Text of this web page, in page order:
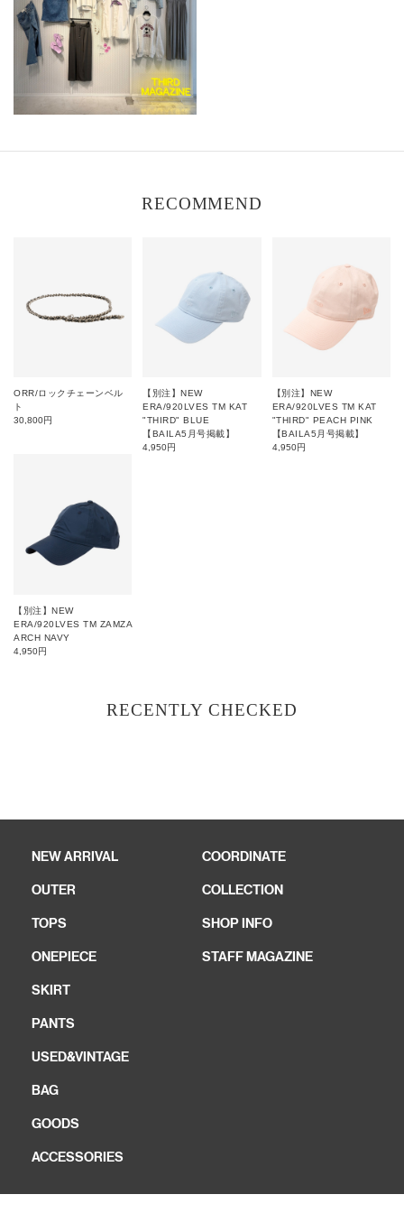
RECOMMEND
ORR/ロックチェーンベル
ト
30,800円
【別注】NEW
ERA/920LVES TM KAT
"THIRD" BLUE
【BAILA5月号掲載】
4,950円
【別注】NEW
ERA/920LVES TM KAT
"THIRD" PEACH PINK
【BAILA5月号掲載】
4,950円
【別注】NEW
ERA/920LVES TM ZAMZA
ARCH NAVY
4,950円
RECENTLY CHECKED
NEW ARRIVAL
OUTER
TOPS
ONEPIECE
SKIRT
PANTS
USED&VINTAGE
BAG
GOODS
ACCESSORIES
COORDINATE
COLLECTION
SHOP INFO
STAFF MAGAZINE